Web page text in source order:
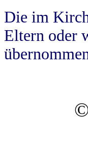
Die im
Eltern oder